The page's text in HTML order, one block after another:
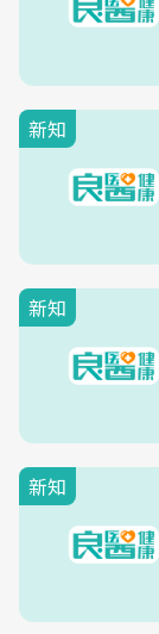
新知
新知
新知